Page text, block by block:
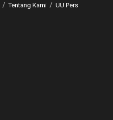
Tentang Kami UU Pers